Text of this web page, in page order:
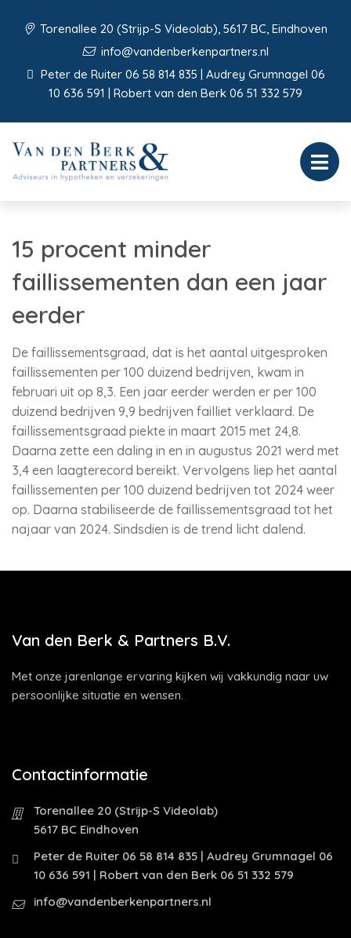
Torenallee 20 (Strijp-S Videolab), 5617 BC, Eindhoven
info@vandenberkenpartners.nl
Peter de Ruiter 06 58 814 835 | Audrey Grumnagel 06
10 636 591 | Robert van den Berk 06 51 332 579
15 procent minder
faillissementen dan een jaar
eerder
De faillissementsgraad, dat is het aantal uitgesproken
faillissementen per 100 duizend bedrijven, kwam in
februari uit op 8,3. Een jaar eerder werden er per 100
duizend bedrijven 9,9 bedrijven failliet verklaard. De
faillissementsgraad piekte in maart 2015 met 24,8.
Daarna zette een daling in en in augustus 2021 werd met
3,4 een laagterecord bereikt. Vervolgens liep het aantal
faillissementen per 100 duizend bedrijven tot 2024 weer
op. Daarna stabiliseerde de faillissementsgraad tot het
najaar van 2024. Sindsdien is de trend licht dalend.
Van den Berk & Partners B.V.
Met onze jarenlange ervaring kijken wij vakkundig naar uw
persoonlijke situatie en wensen.
Contactinformatie
Torenallee 20 (Strijp-S Videolab)
5617 BC Eindhoven
Peter de Ruiter 06 58 814 835 | Audrey Grumnagel 06
10 636 591 | Robert van den Berk 06 51 332 579
info@vandenberkenpartners.nl